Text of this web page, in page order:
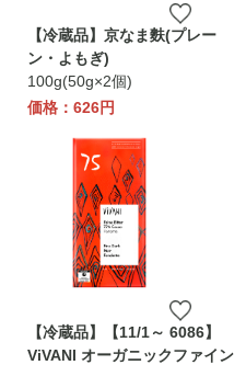
【冷蔵品】京なま麩(プレー
ン・よもぎ)
100g(50g×2個)
価格：626円
【冷蔵品】【11/1～ 6086】
ViVANI オーガニックファイン